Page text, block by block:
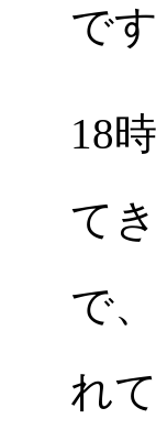
です
18
て
で
れ